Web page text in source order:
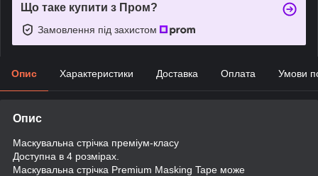
Що таке купити з Пром?
Замовлення під захистом
Опис Характеристики Доставка Оплата Умови
Опис
Маскувальна стрічка преміум-класу
Доступна в 4 розмірах.
Маскувальна стрічка Premium Masking Tape може